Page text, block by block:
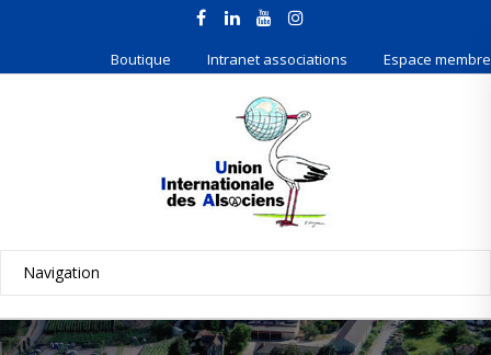
Boutique Intranet associations Espace membre